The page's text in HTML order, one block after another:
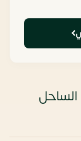
الساحل